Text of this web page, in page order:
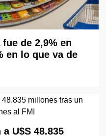
de 2,9% en
en lo que va de
U$S 48.835